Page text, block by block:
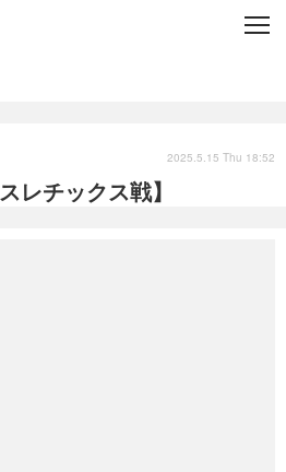
C
レチックス戦】
2025.5.15 Thu 18:52